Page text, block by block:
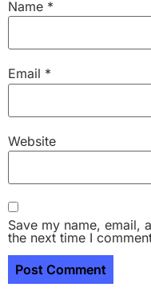
Name *
Email *
Website
Save my name, email,
the next time I